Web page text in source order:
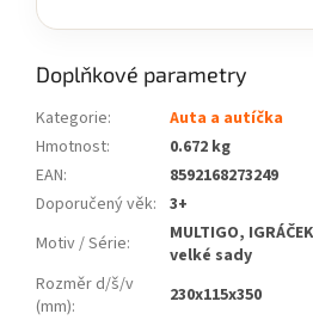
Doplňkové parametry
Kategorie:
Auta a autíčka
Hmotnost:
0.672 kg
EAN:
8592168273249
Doporučený věk: 3+
Motiv / Série:
MULTIGO,
velké sady
Rozměr d/š/v
(mm): 230x115x350